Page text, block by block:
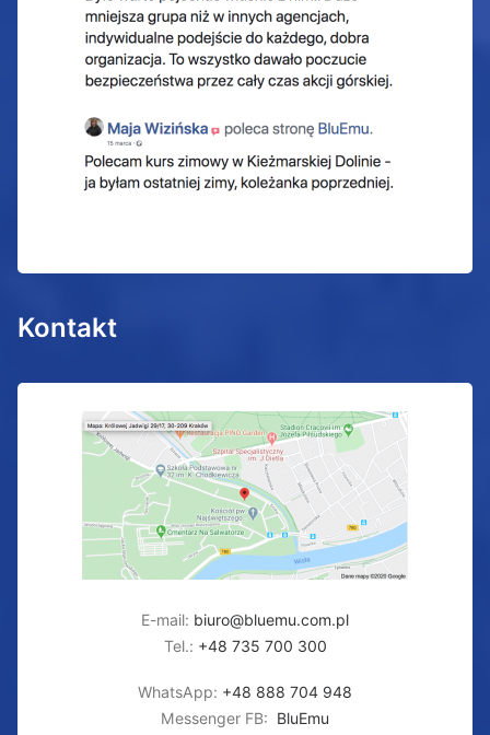
Kontakt
E-mail: biuro@bluemu.com.pl
Tel.: +48 735 700 300
WhatsApp: +48 888 704 948
Messenger FB: BluEmu